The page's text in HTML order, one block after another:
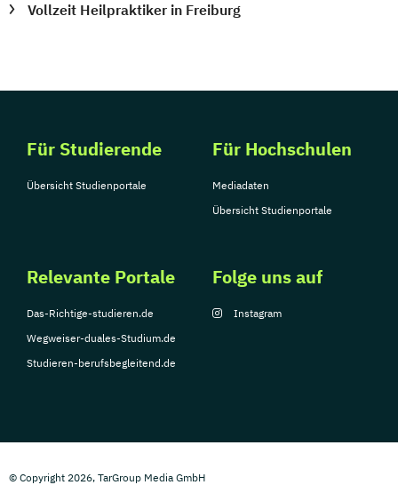
Vollzeit Heilpraktiker in Freiburg
Für Studierende
Übersicht Studienportale
Für Hochschulen
Mediadaten
Übersicht Studienportale
Relevante Portale
Das-Richtige-studieren.de
Wegweiser-duales-Studium.de
Studieren-berufsbegleitend.de
Folge uns auf
Instagram
© Copyright 2026, TarGroup Media GmbH